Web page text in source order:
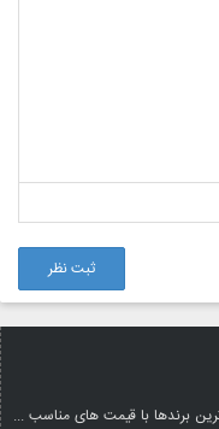
ثبت نظر
برندها با قیمت های مناسب ...